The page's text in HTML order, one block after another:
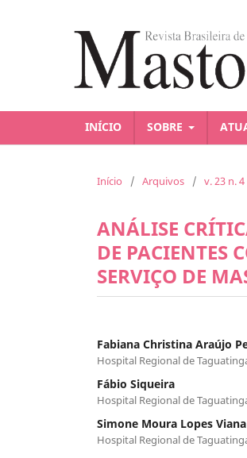
INÍCIO SOBRE
Início / Arquivos / v. 23 n.
ANÁLISE
DE PACIENTES
SERVIÇO DE
Fabiana Christina Araújo
Hospital Regional de
Fábio Siqueira
Hospital Regional de
Simone Moura Lopes Viana
Hospital Regional de